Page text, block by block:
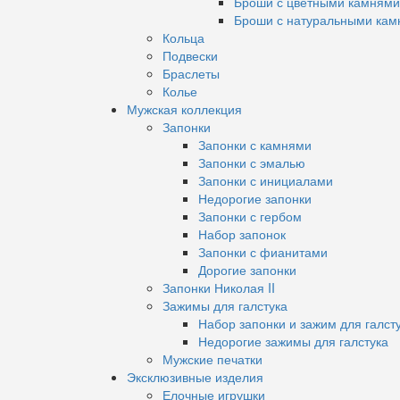
Броши с натуральными
Кольца
Подвески
Браслеты
Колье
Мужская коллекция
Запонки
Запонки с камнями
Запонки с эмалью
Запонки с инициалами
Недорогие запонки
Запонки с гербом
Набор запонок
Запонки с фианитами
Дорогие запонки
Запонки Николая II
Зажимы для галстука
Набор запонки и зажим для
Недорогие зажимы для галстука
Мужские печатки
Эксклюзивные изделия
Елочные игрушки